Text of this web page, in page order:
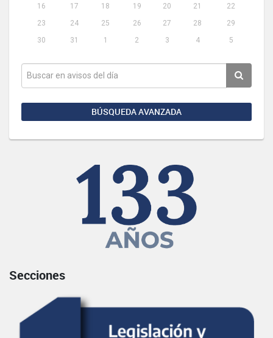
16
17 18 19 20 21
22
23
24 25 26 27 28
29
30
31 1 2 3 4 5
BÚSQUEDA AVANZADA
Secciones